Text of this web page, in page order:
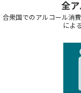
全
合衆国でのアルコール消
によ